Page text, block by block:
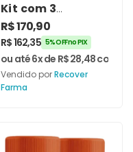
Kit com 3
unidades de
Hidratação
Cutânea Oral 30
Cápsulas –
Recover Farma
R$170,90
R$162,35 5% OFF no PIX
ou até 6x de R$28,48com
Vendido porRecover
Farma